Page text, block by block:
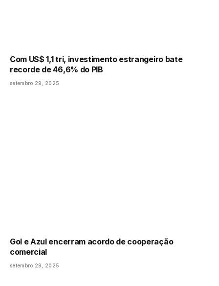
Com US$ 1,1 tri, investimento estrangeiro bate
recorde de 46,6% do PIB
setembro 29, 2025
Gol e Azul encerram acordo de cooperação
comercial
setembro 29, 2025